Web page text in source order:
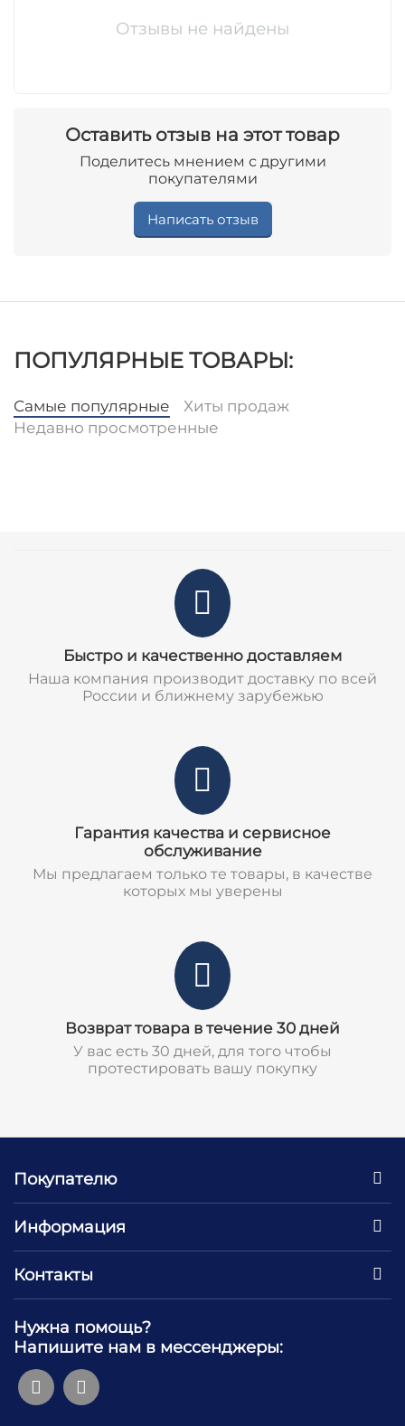
Отзывы не найдены
Оставить отзыв на этот товар
Поделитесь мнением с другими
покупателями
Написать отзыв
ПОПУЛЯРНЫЕ ТОВАРЫ:
Самые популярные
Хиты продаж
Недавно просмотренные
Быстро и качественно доставляем
Наша компания производит доставку по всей
России и ближнему зарубежью
Гарантия качества и сервисное
обслуживание
Мы предлагаем только те товары, в качестве
которых мы уверены
Возврат товара в течение 30 дней
У вас есть 30 дней, для того чтобы
протестировать вашу покупку
Покупателю
Информация
Контакты
Нужна помощь?
Напишите нам в мессенджеры: